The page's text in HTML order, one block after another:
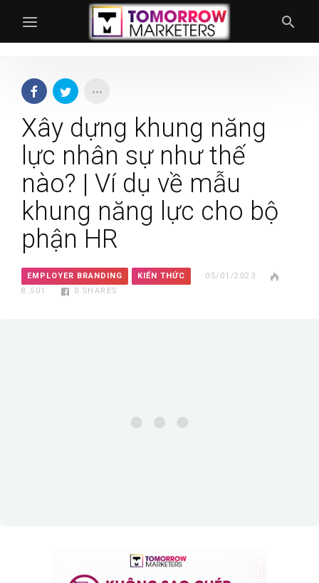
Xây dựng khung năng
lực nhân sự như thế
nào? | Ví dụ về mẫu
khung năng lực cho bộ
phận HR
EMPLOYER BRANDING KIẾN THỨC
05/01/2023
8.501
0 SHARES